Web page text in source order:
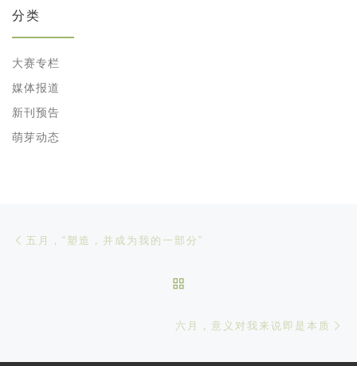
分类
大赛专栏
媒体报道
新刊预告
萌芽动态
文章导航
五月，“塑造，并成为我的一部分”
六月，意义对我来说即是本质